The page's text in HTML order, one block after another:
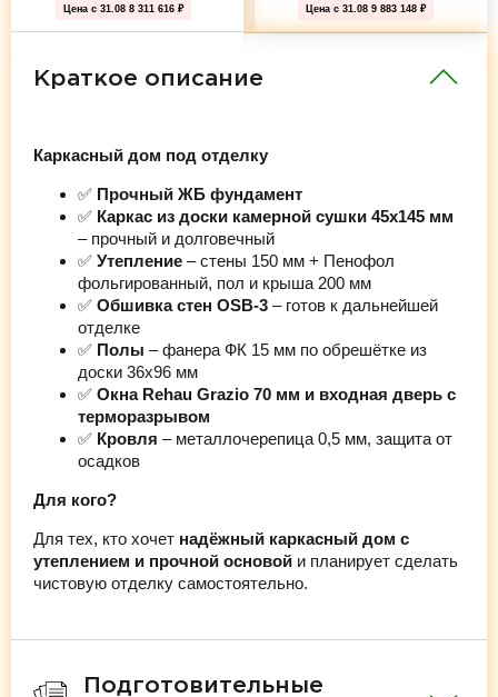
Цена с 31.08 8 311 616 ₽ Цена с 31.08 9 883 148 ₽
Краткое описание
Каркасный дом под отделку
✅ Прочный ЖБ фундамент
✅ Каркас из доски камерной сушки 45х145 мм
– прочный и долговечный
✅ Утепление – стены 150 мм + Пенофол
фольгированный, пол и крыша 200 мм
✅ Обшивка стен OSB-3 – готов к дальнейшей
отделке
✅ Полы – фанера ФК 15 мм по обрешётке из
доски 36х96 мм
✅ Окна Rehau Grazio 70 мм и входная дверь с
терморазрывом
✅ Кровля – металлочерепица 0,5 мм, защита от
осадков
Для кого?
Для тех, кто хочет надёжный каркасный дом с
утеплением и прочной основой и планирует сделать
чистовую отделку самостоятельно.
Подготовительные